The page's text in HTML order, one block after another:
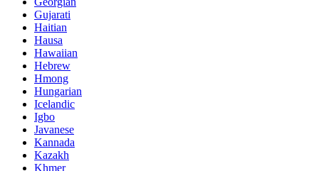
Gujarati
Haitian
Hausa
Hawaiian
Hebrew
Hmong
Hungarian
Icelandic
Igbo
Javanese
Kannada
Kazakh
Khmer